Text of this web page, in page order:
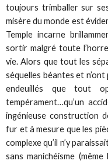
toujours trimballer sur
misère du monde est
Temple incarne
sortir malgré toute
vie. Alors que tout les
séquelles béantes et
endeuillés que tout
tempérament…qu’un
ingénieuse construction
fur et à mesure que les
complexe qu’il n’y
sans manichéisme